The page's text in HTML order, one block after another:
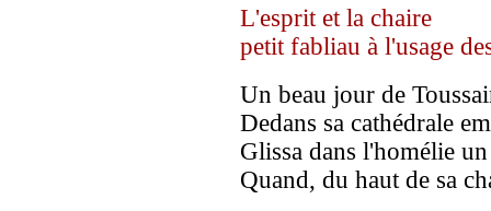
L'esprit et la chaire
petit fabliau à l'usage
Un beau jour de
Dedans sa cathédrale
Glissa dans l'homélie
Quand, du haut de sa